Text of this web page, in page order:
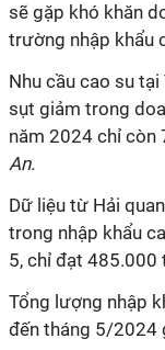
sẽ gặp khó khăn
trường nhập khẩu
Nhu cầu cao su
sụt giảm trong
năm 2024 chỉ còn
An.
Dữ liệu từ Hải
trong nhập khẩu
5, chỉ đạt 485.000
Tổng lượng nhập
đến tháng 5/2024